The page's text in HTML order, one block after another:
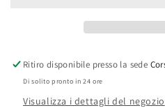
Ritiro disponibile presso la sede
Di solito pronto in 24 ore
Visualizza i dettagli del negozio